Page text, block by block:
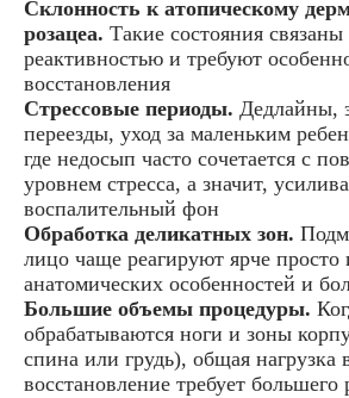
Склонность к атопическому
розацеа. Такие состояния
реактивностью и требуют
восстановления
Стрессовые периоды. Дедлайны,
переезды, уход за маленьким
где недосып часто сочетается с
уровнем стресса, а значит,
воспалительный фон
Обработка деликатных зон.
лицо чаще реагируют ярче просто
анатомических особенностей и
Большие объемы процедуры.
обрабатываются ноги и зоны
спина или грудь), общая
восстановление требует большего